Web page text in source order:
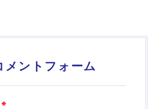
メントフォーム
※